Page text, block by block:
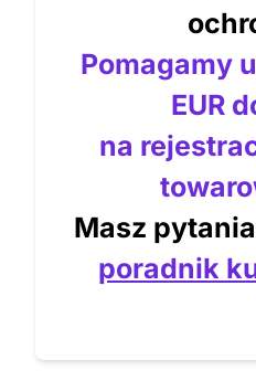
Pomagamy
EUR
na
Masz
poradnik